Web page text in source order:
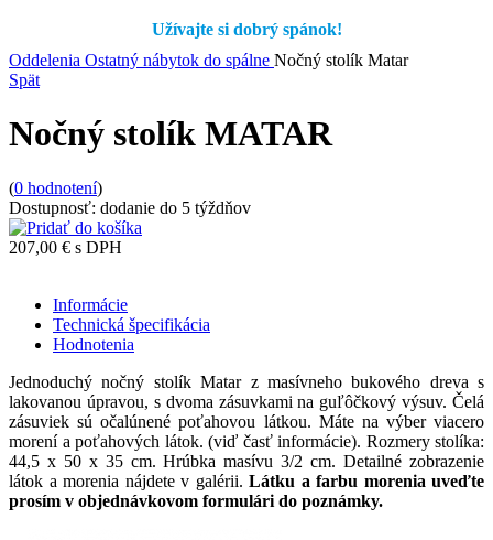
Užívajte si dobrý spánok!
Oddelenia Ostatný nábytok do spálne Nočný stolík Matar
Spät
Nočný stolík MATAR
(0 hodnotení)
Dostupnosť: dodanie do 5 týždňov
207,00 € s DPH
Informácie
Technická špecifikácia
Hodnotenia
Jednoduchý nočný stolík Matar z masívneho bukového dreva s
lakovanou úpravou, s dvoma zásuvkami na guľôčkový výsuv. Čelá
zásuviek sú očalúnené poťahovou látkou. Máte na výber viacero
morení a poťahových látok. (viď časť informácie). Rozmery stolíka:
44,5 x 50 x 35 cm. Hrúbka masívu 3/2 cm. Detailné zobrazenie
látok a morenia nájdete v galérii. Látku a farbu morenia uveďte
prosím v objednávkovom formulári do poznámky.